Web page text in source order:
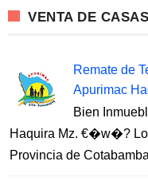
VENTA DE CASAS
Remate de
Apurimac
Bien
Haquira Mz. €�w�?
Provincia de